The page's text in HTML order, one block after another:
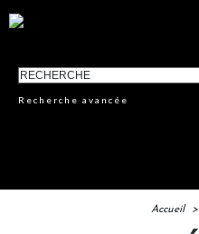
Recherche avancée
Accueil >